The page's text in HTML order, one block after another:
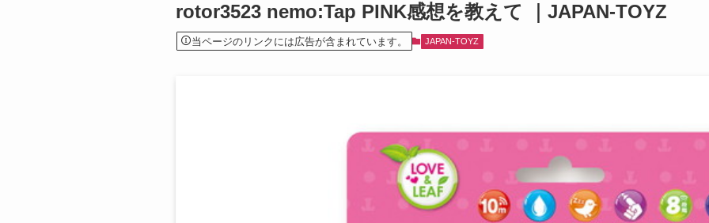
rotor3523 nemo:Tap PINK感想を教えて ｜JAPAN-TOYZ
当ページのリンクには広告が含まれています。 JAPAN-TOYZ